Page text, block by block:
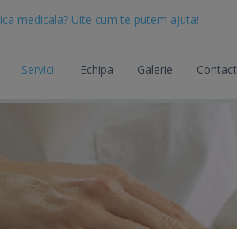
medicala? Uite cum te putem ajuta!
Servicii Echipa Galerie Contact